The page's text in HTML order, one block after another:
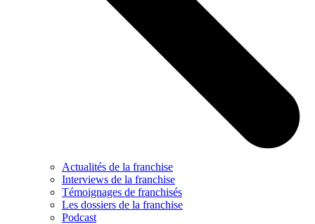
Actualités de la franchise
Interviews de la franchise
Témoignages de franchisés
Les dossiers de la franchise
Podcast